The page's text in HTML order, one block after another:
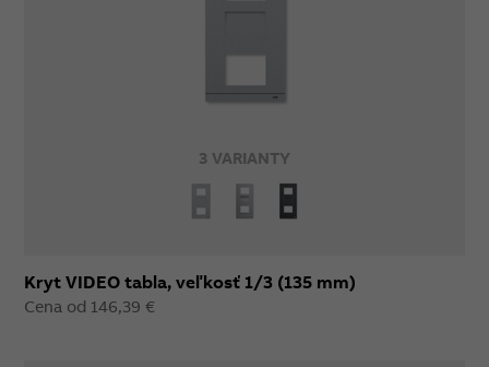
3 VARIANTY
Kryt VIDEO tabla, veľkosť 1/3 (135 mm)
Cena od 146,39 €